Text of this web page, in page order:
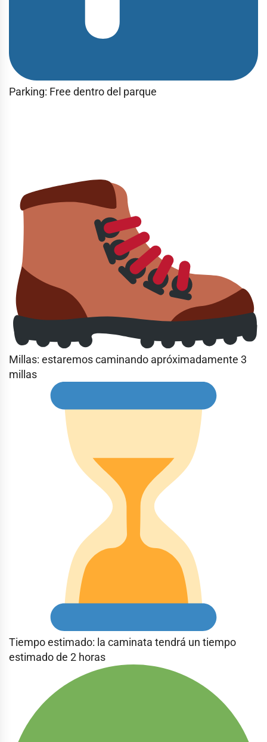
Parking: Free dentro del parque
Millas: estaremos caminando apróximadamente 3
millas
Tiempo estimado: la caminata tendrá un tiempo
estimado de 2 horas